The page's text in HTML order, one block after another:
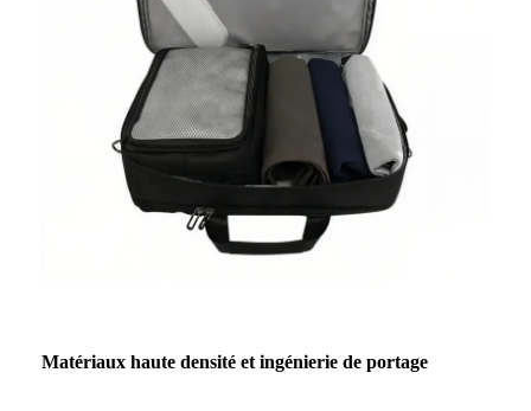
Matériaux haute densité et ingénierie de portage